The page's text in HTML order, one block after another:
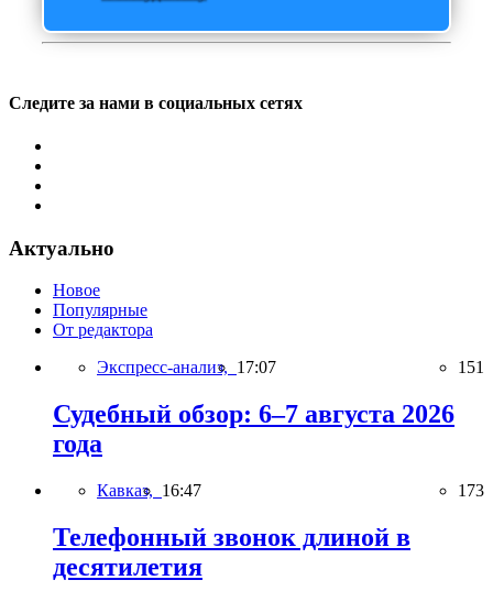
Следите за нами в социальных сетях
Актуально
Новое
Популярные
От редактора
Экспресс-анализ, 17:07 151
Судебный обзор: 6–7 августа 2026
года
Кавказ, 16:47 173
Телефонный звонок длиной в
десятилетия